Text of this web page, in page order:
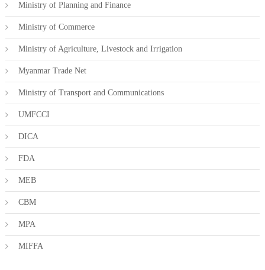
Ministry of Planning and Finance
Ministry of Commerce
Ministry of Agriculture, Livestock and Irrigation
Myanmar Trade Net
Ministry of Transport and Communications
UMFCCI
DICA
FDA
MEB
CBM
MPA
MIFFA